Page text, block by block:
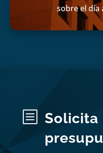
sobre el día
b
Solicita